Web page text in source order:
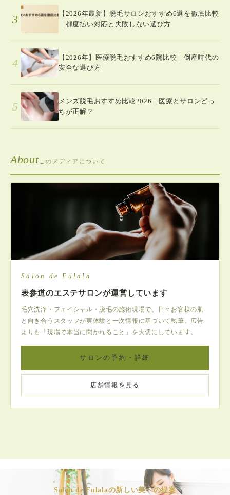
3
【2026年最新】脱毛サロンおすすめ6選を徹底比較
｜都度払い対応と失敗しない選び方
4
【2026年】医療脱毛おすすめ6院比較｜倒産時代の
安全な選び方
5
メンズ脱毛おすすめ比較2026｜医療とサロンどっ
ちが正解？
About このメディアについて
Salon de Fulala
表参道のエステサロンが運営しています
毛穴洗浄・フェイシャル・脱毛の施術現場で、日々お客様の肌
と向き合うスタッフが実体験と一次情報に基づいて執筆。広告
よりも「現場で本当に聞かれること」を大切にしています。
サロンの予約・詳細
店舗情報を見る
Salon de Fulalaの新しい美への提案